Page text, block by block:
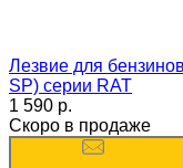
Лезвие для
SP) серии RAT
1 590 p.
Скоро в продаже